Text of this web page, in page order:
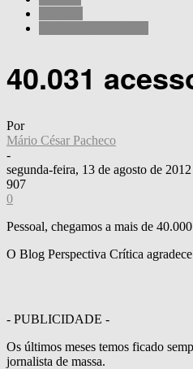
40.031
Por
Mário César Pacheco
-
segunda-feira, 13 de agosto de 2012
907
0
Pessoal, chegamos a mais de
O Blog Perspectiva Crítica
- PUBLICIDADE -
Os últimos meses temos ficado
jornalista de massa.